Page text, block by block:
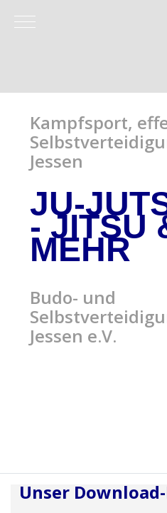
Mobile Menu Toggle
Kampfsport,
Jessen
JU-
- JITSU
MEHR
Budo- und
Jessen e.V.
Unser